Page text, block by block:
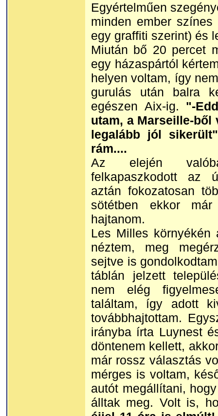
Egyértelműen
minden ember
egy graffiti szerint) és
Miután bő 20 percet
egy házaspártól
helyen voltam, így
gurulás után balra
egészen Aix-ig. "-
utam, a Marseille-ből
legalább jól
rám....
Az elején
felkapaszkodott az
aztán fokozatosan
sötétben ekkor
hajtanom.
Les Milles környékén
néztem, meg
sejtve is
táblán jelzett
nem elég
találtam, így adott
továbbhajtottam.
irányba írta Luynest
döntenem kellett,
már rossz választás
mérges is voltam,
autót megállítani,
álltak meg. Volt is,